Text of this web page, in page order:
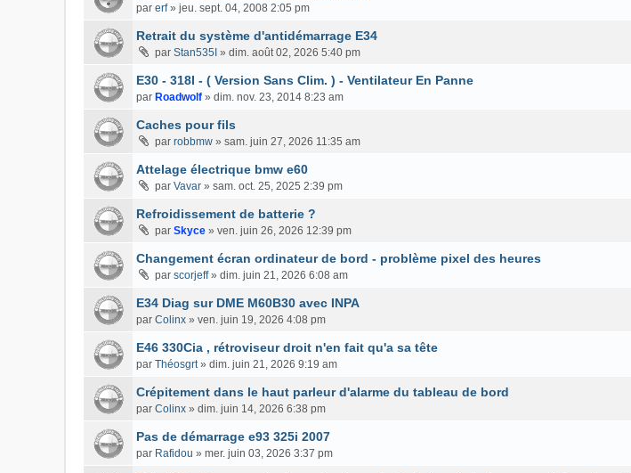
par erf» jeu. sept. 04, 2008 2:05 pm
Retrait du système d'antidémarrage E34
par Stan535I » dim. août 02, 2026 5:40 pm
E30 - 318I - ( Version Sans Clim. ) - Ventilateur En Panne
par Roadwolf » dim. nov. 23, 2014 8:23 am
Caches pour fils
par robbmw » sam. juin 27, 2026 11:35 am
Attelage électrique bmw e60
par Vavar » sam. oct. 25, 2025 2:39 pm
Refroidissement de batterie ?
par Skyce » ven. juin 26, 2026 12:39 pm
Changement écran ordinateur de bord - problème pixel des heures
par scorjeff» dim. juin 21, 2026 6:08 am
E34 Diag sur DME M60B30 avec INPA
par Colinx » ven. juin 19, 2026 4:08 pm
E46 330Cia , rétroviseur droit n'en fait qu'a sa tête
par Théosgrt» dim. juin 21, 2026 9:19 am
Crépitement dans le haut parleur d'alarme du tableau de bord
par Colinx » dim. juin 14, 2026 6:38 pm
Pas de démarrage e93 325i 2007
par Rafidou » mer. juin 03, 2026 3:37 pm